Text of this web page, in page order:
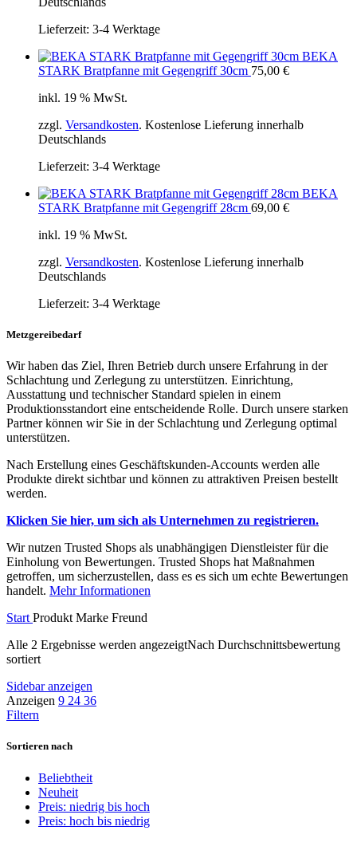
Lieferzeit: 3-4 Werktage
BEKA
STARK Bratpfanne mit Gegengriff 30cm 75,00 €
inkl. 19 % MwSt.
zzgl. Versandkosten. Kostenlose Lieferung innerhalb
Deutschlands
Lieferzeit: 3-4 Werktage
BEKA
STARK Bratpfanne mit Gegengriff 28cm 69,00 €
inkl. 19 % MwSt.
zzgl. Versandkosten. Kostenlose Lieferung innerhalb
Deutschlands
Lieferzeit: 3-4 Werktage
Metzgereibedarf
Wir haben das Ziel, Ihren Betrieb durch unsere Erfahrung in der
Schlachtung und Zerlegung zu unterstützen. Einrichtung,
Ausstattung und technischer Standard spielen in einem
Produktionsstandort eine entscheidende Rolle. Durch unsere starken
Partner können wir Sie in der Schlachtung und Zerlegung optimal
unterstützen.
Nach Erstellung eines Geschäftskunden-Accounts werden alle
Produkte direkt sichtbar und können zu attraktiven Preisen bestellt
werden.
Klicken Sie hier, um sich als Unternehmen zu registrieren.
Wir nutzen Trusted Shops als unabhängigen Dienstleister für die
Einholung von Bewertungen. Trusted Shops hat Maßnahmen
getroffen, um sicherzustellen, dass es es sich um echte Bewertungen
handelt. Mehr Informationen
Start Produkt Marke Freund
Alle 2 Ergebnisse werden angezeigtNach Durchschnittsbewertung
sortiert
Sidebar anzeigen
Anzeigen 9 24 36
Filtern
Sortieren nach
Beliebtheit
Neuheit
Preis: niedrig bis hoch
Preis: hoch bis niedrig